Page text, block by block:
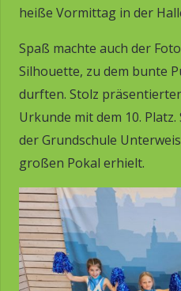
heiße Vormittag in der
Spaß machte auch der
Silhouette, zu dem bunte
durften. Stolz
Urkunde mit dem 10.
der Grundschule
großen Pokal erhielt.